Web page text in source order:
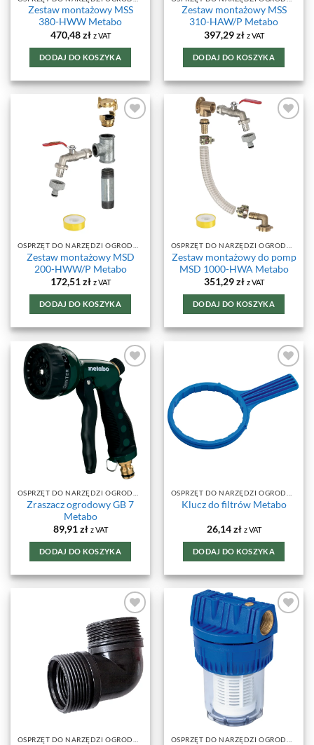
Zestaw montażowy MSS
380-HWW Metabo
470,48zł z VAT
DODAJ DO KOSZYKA
Zestaw montażowy MSS
310-HAW/P Metabo
397,29zł z VAT
DODAJ DO KOSZYKA
DODAJ DO
ULUBIONYCH
Zestaw montażowy MSD
200-HWW/P Metabo
172,51zł z VAT
DODAJ DO KOSZYKA
DODAJ DO
ULUBIONYCH
Zestaw montażowy do pomp
MSD 1000-HWA Metabo
351,29zł z VAT
DODAJ DO KOSZYKA
DODAJ DO
ULUBIONYCH
Zraszacz ogrodowy GB 7
Metabo
89,91zł z VAT
DODAJ DO KOSZYKA
DODAJ DO
ULUBIONYCH
Klucz do filtrów Metabo
26,14zł z VAT
DODAJ DO KOSZYKA
DODAJ DO
ULUBIONYCH
DODAJ DO
ULUBIONYCH